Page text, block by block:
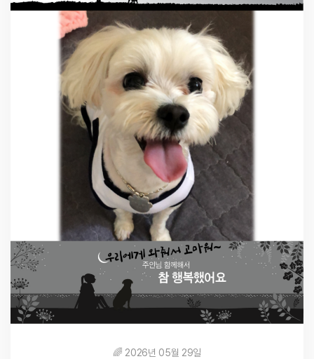
🌈 2026년 05월 29일